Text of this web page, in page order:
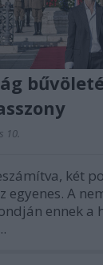
10.
két
egyenes. A
ennek a